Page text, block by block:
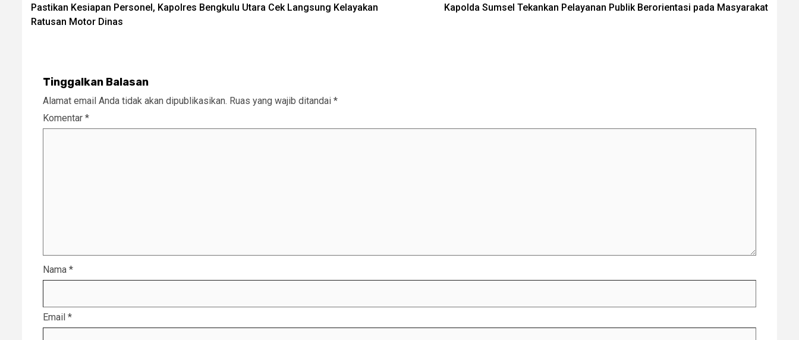
navigation
Pastikan Kesiapan Personel, Kapolres Bengkulu Utara Cek Langsung Kelayakan
Ratusan Motor Dinas
Kapolda Sumsel Tekankan Pelayanan Publik Berorientasi pada Masyarakat
Tinggalkan Balasan
Alamat email Anda tidak akan dipublikasikan. Ruas yang wajib ditandai *
Komentar *
Nama *
Email *